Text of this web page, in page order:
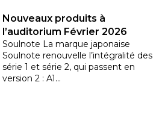
Nouveaux produits à
l’auditorium Février 2026
Soulnote La marque japonaise
Soulnote renouvelle l’intégralité des
série 1 et série 2, qui passent en
version 2 : A1...